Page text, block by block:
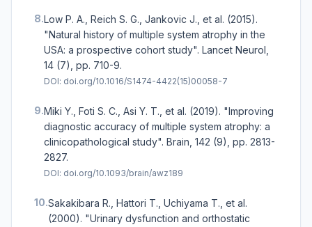
8.Low P. A., Reich S. G., Jankovic J., et al. (2015).
"Natural history of multiple system atrophy in the
USA: a prospective cohort study". Lancet Neurol,
14 (7), pp. 710-9.
DOI: doi.org/10.1016/S1474-4422(15)00058-7
9.Miki Y., Foti S. C., Asi Y. T., et al. (2019). "Improving
diagnostic accuracy of multiple system atrophy: a
clinicopathological study". Brain, 142 (9), pp. 2813-
2827.
DOI: doi.org/10.1093/brain/awz189
10.Sakakibara R., Hattori T., Uchiyama T., et al.
(2000). "Urinary dysfunction and orthostatic